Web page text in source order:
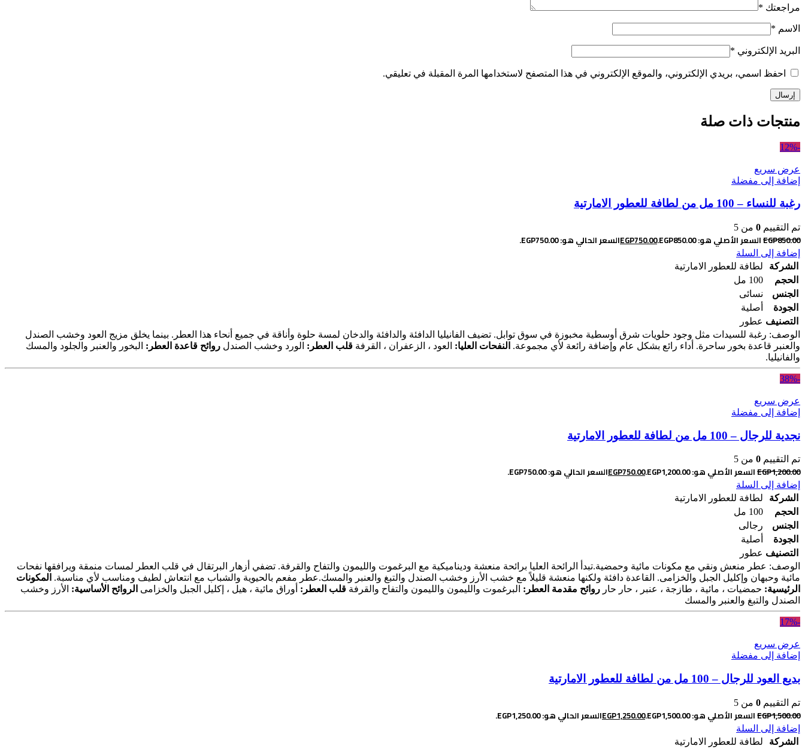
مراجعتك *
الاسم *
البريد الإلكتروني *
احفظ اسمي، بريدي الإلكتروني، والموقع الإلكتروني في هذا المتصفح لاستخدامها المرة المقبلة في تعليقي.
منتجات ذات صلة
-12%
عرض سريع
إضافة إلى مفضلة
رغبة للنساء – 100 مل من لطافة للعطور الامارتية
تم التقييم 0 من 5
EGP850.00 السعر الأصلي هو: EGP850.00. EGP750.00 السعر الحالي هو: EGP750.00.
إضافة إلى السلة
الشركة
لطافة للعطور الامارتية
الحجم
100 مل
الجنس
نسائى
الجودة
أصلية
التصنيف عطور
الوصف: رغبة للسيدات مثل وجود حلويات شرق أوسطية مخبوزة في سوق توابل. تضيف الفانيليا الدافئة والدافئة والدخان لمسة حلوة وأناقة في جميع أنحاء هذا العطر. بينما يخلق مزيج العود وخشب الصندل
والعنبر قاعدة بخور ساحرة. أداء رائع بشكل عام وإضافة رائعة لأي مجموعة. النفحات العليا: العود ، الزعفران ، القرفة قلب العطر: الورد وخشب الصندل روائح قاعدة العطر: البخور والعنبر والجلود والمسك
والفانيليا.
-38%
عرض سريع
إضافة إلى مفضلة
نجدية للرجال – 100 مل من لطافة للعطور الامارتية
تم التقييم 0 من 5
EGP1,200.00 السعر الأصلي هو: EGP1,200.00. EGP750.00 السعر الحالي هو: EGP750.00.
إضافة إلى السلة
الشركة
لطافة للعطور الامارتية
الحجم
100 مل
الجنس
رجالى
الجودة
أصلية
التصنيف عطور
الوصف: عطر منعش ونقي مع مكونات مائية وحمضية.تبدأ الرائحة العليا برائحة منعشة وديناميكية مع البرغموت والليمون والتفاح والقرفة. تضفي أزهار البرتقال في قلب العطر لمسات منمقة ويرافقها نفحات
مائية وحبهان وإكليل الجبل والخزامى. القاعدة دافئة ولكنها منعشة قليلاً مع خشب الأرز وخشب الصندل والتبغ والعنبر والمسك.عطر مفعم بالحيوية والشباب مع انتعاش لطيف ومناسب لأي مناسبة. المكونات
الرئيسية: حمضيات ، مائية ، طازجة ، عنبر ، حار حار روائح مقدمة العطر: البرغموت والليمون والليمون والتفاح والقرفة قلب العطر: أوراق مائية ، هيل ، إكليل الجبل والخزامى الروائح الأساسية: الأرز وخشب
الصندل والتبغ والعنبر والمسك
-17%
عرض سريع
إضافة إلى مفضلة
بديع العود للرجال – 100 مل من لطافة للعطور الامارتية
تم التقييم 0 من 5
EGP1,500.00 السعر الأصلي هو: EGP1,500.00. EGP1,250.00 السعر الحالي هو: EGP1,250.00.
إضافة إلى السلة
الشركة
لطافة للعطور الامارتية